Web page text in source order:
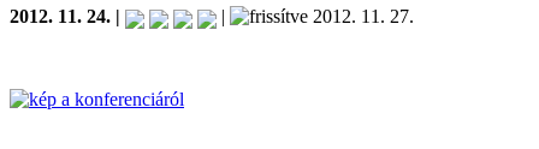
2012. 11. 24. | | 2012. 11. 27.